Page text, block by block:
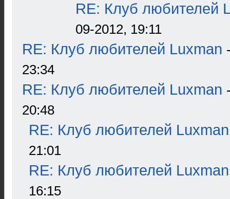
RE: Клуб любителей
09-2012, 19:11
RE: Клуб любителей Luxman
23:34
RE: Клуб любителей Luxman
20:48
RE: Клуб любителей Luxman
21:01
RE: Клуб любителей Luxman
16:15